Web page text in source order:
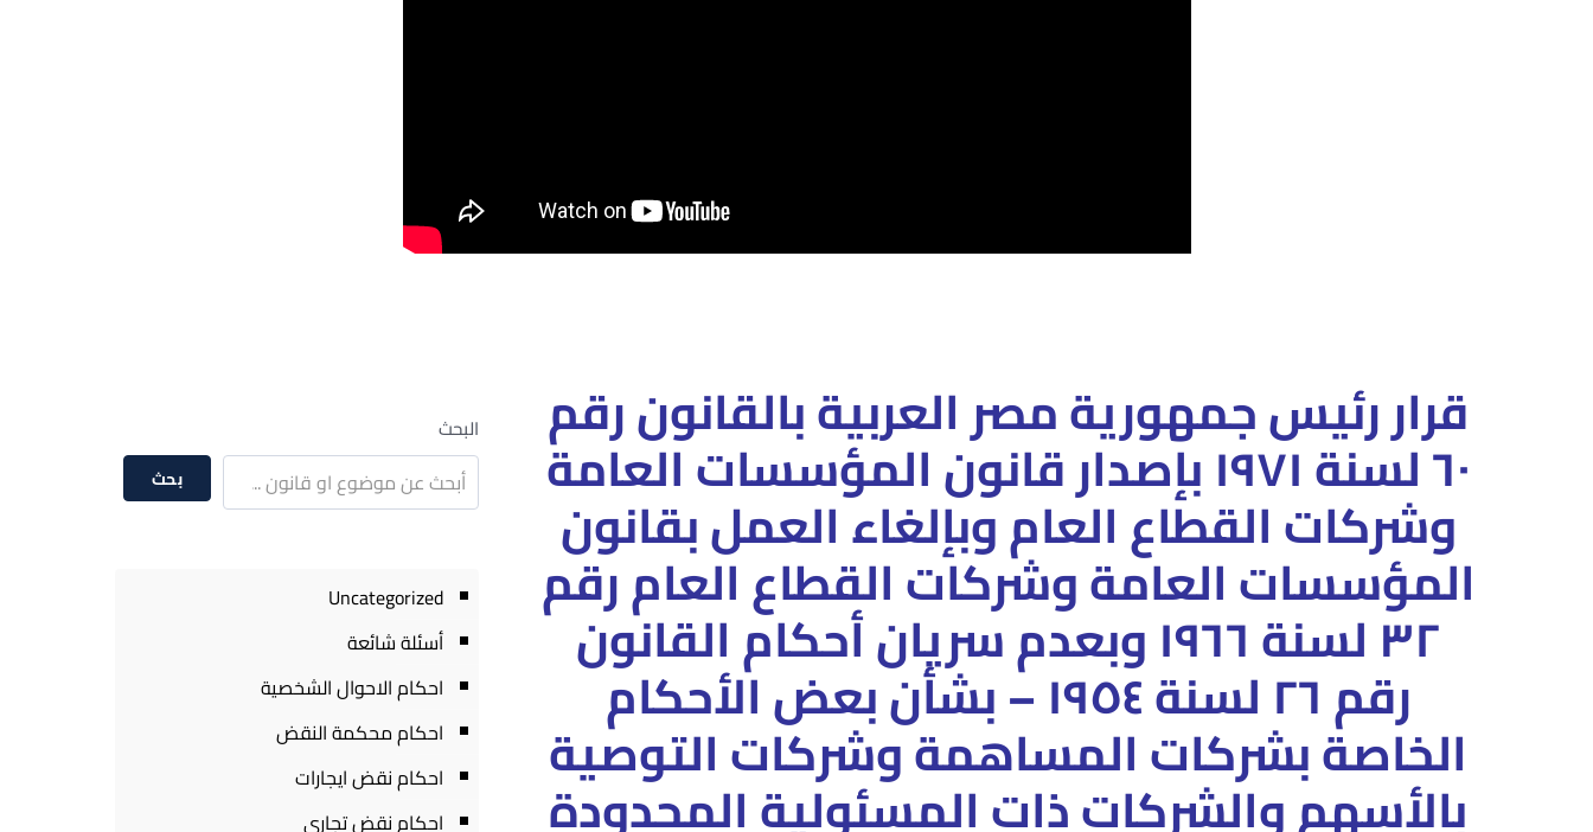
قرار رئيس جمهورية مصر العربيةبالقانون رقم
٦٠ لسنة ١٩٧١ بإصدار قانون المؤسسات العامة
وشركات القطاع العام وبإلغاءالعمل بقانون
المؤسسات العامة وشركات القطاع العام رقم
٣٢ لسنة ١٩٦٦ وبعدم سريان أحكام القانون
رقم ٢٦ لسنة ١٩٥٤ – بشأن بعض الأحكام
الخاصة بشركات المساهمة وشركات التوصية
بالأسهم والشركات ذات المسئولية المحدودة
البحث
بحث
Uncategorized
أسئلة شائعة
احكام الاحوال الشخصية
احكام محكمة النقض
احكام نقض ايجارات
احكام نقض تجارى